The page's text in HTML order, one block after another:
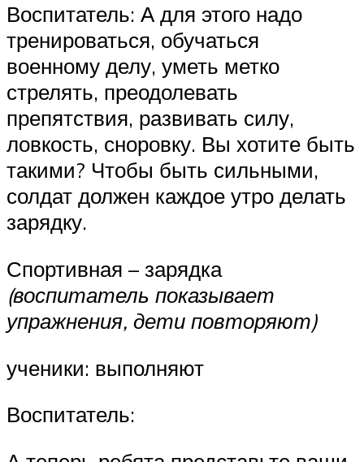
Воспитатель: А для этого надо
тренироваться, обучаться
военному делу, уметь метко
стрелять, преодолевать
препятствия, развивать силу,
ловкость, сноровку. Вы хотите быть
такими? Чтобы быть сильными,
солдат должен каждое утро делать
зарядку.
Спортивная – зарядка
(воспитатель показывает
упражнения, дети повторяют)
ученики: выполняют
Воспитатель: